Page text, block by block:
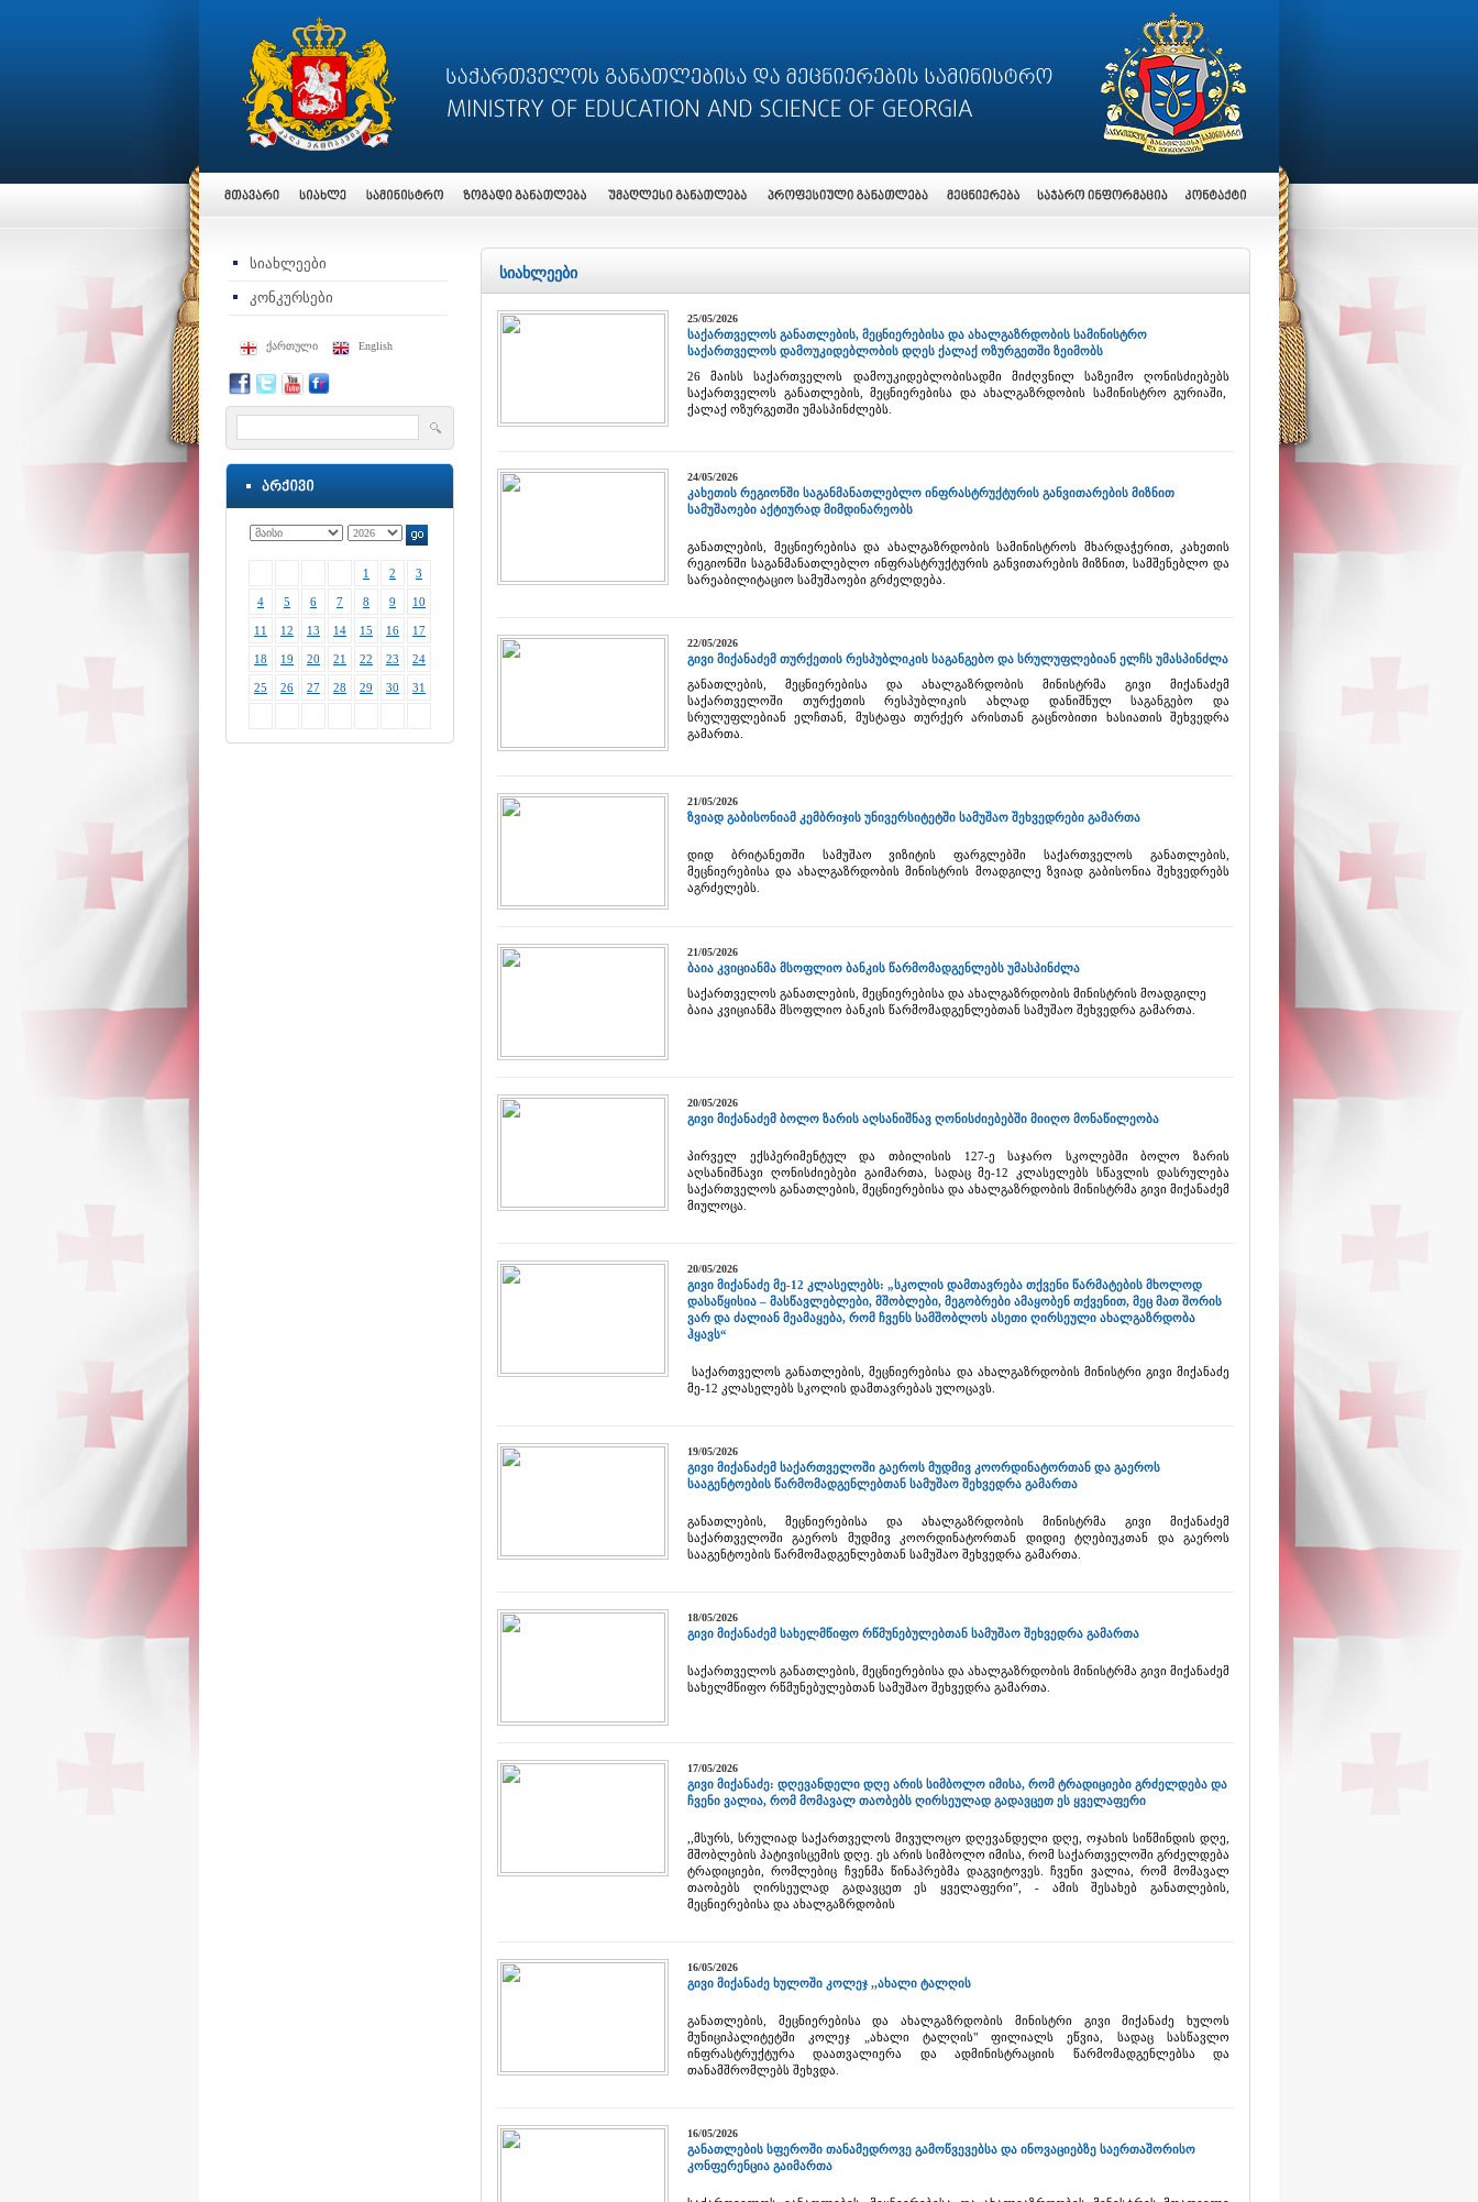
სიახლეები
კონკურსები
ქართული English
1 2 3
4 5 6 7 8 9 10
11 12 13 14 15 16 17
18 19 20 21 22 23 24
25 26 27 28 29 30 31
სიახლეები
25/05/2026
საქართველოს განათლების, მეცნიერებისა და ახალგაზრდობის სამინისტრო
საქართველოს დამოუკიდებლობის დღეს ქალაქ ოზურგეთში ზეიმობს
26 მაისს საქართველოს დამოუკიდებლობისადმი მიძღვნილ საზეიმო ღონისძიებებს
საქართველოს განათლების, მეცნიერებისა და ახალგაზრდობის სამინისტრო გურიაში,
ქალაქ ოზურგეთში უმასპინძლებს.
24/05/2026
კახეთის რეგიონში საგანმანათლებლო ინფრასტრუქტურის განვითარების მიზნით
სამუშაოები აქტიურად მიმდინარეობს
განათლების, მეცნიერებისა და ახალგაზრდობის სამინისტროს მხარდაჭერით, კახეთის
რეგიონში საგანმანათლებლო ინფრასტრუქტურის განვითარების მიზნით, სამშენებლო და
სარეაბილიტაციო სამუშაოები გრძელდება.
22/05/2026
გივი მიქანაძემ თურქეთის რესპუბლიკის საგანგებო და სრულუფლებიან ელჩს უმასპინძლა
განათლების, მეცნიერებისა და ახალგაზრდობის მინისტრმა გივი მიქანაძემ
საქართველოში თურქეთის რესპუბლიკის ახლად დანიშნულ საგანგებო და
სრულუფლებიან ელჩთან, მუსტაფა თურქერ არისთან გაცნობითი ხასიათის შეხვედრა
გამართა.
21/05/2026
ზვიად გაბისონიამ კემბრიჯის უნივერსიტეტში სამუშაო შეხვედრები გამართა
დიდ ბრიტანეთში სამუშაო ვიზიტის ფარგლებში საქართველოს განათლების,
მეცნიერებისა და ახალგაზრდობის მინისტრის მოადგილე ზვიად გაბისონია შეხვედრებს
აგრძელებს.
21/05/2026
ბაია კვიციანმა მსოფლიო ბანკის წარმომადგენლებს უმასპინძლა
საქართველოს განათლების, მეცნიერებისა და ახალგაზრდობის მინისტრის მოადგილე
ბაია კვიციანმა მსოფლიო ბანკის წარმომადგენლებთან სამუშაო შეხვედრა გამართა.
20/05/2026
გივი მიქანაძემ ბოლო ზარის აღსანიშნავ ღონისძიებებში მიიღო მონაწილეობა
პირველ ექსპერიმენტულ და თბილისის 127-ე საჯარო სკოლებში ბოლო ზარის
აღსანიშნავი ღონისძიებები გაიმართა, სადაც მე-12 კლასელებს სწავლის დასრულება
საქართველოს განათლების, მეცნიერებისა და ახალგაზრდობის მინისტრმა გივი მიქანაძემ
მიულოცა.
20/05/2026
გივი მიქანაძე მე-12 კლასელებს: „სკოლის დამთავრება თქვენი წარმატების მხოლოდ
დასაწყისია – მასწავლებლები, მშობლები, მეგობრები ამაყობენ თქვენით, მეც მათ შორის
ვარ და ძალიან მეამაყება, რომ ჩვენს სამშობლოს ასეთი ღირსეული ახალგაზრდობა
ჰყავს“
საქართველოს განათლების, მეცნიერებისა და ახალგაზრდობის მინისტრი გივი მიქანაძე
მე-12 კლასელებს სკოლის დამთავრებას ულოცავს.
19/05/2026
გივი მიქანაძემ საქართველოში გაეროს მუდმივ კოორდინატორთან და გაეროს
სააგენტოების წარმომადგენლებთან სამუშაო შეხვედრა გამართა
განათლების, მეცნიერებისა და ახალგაზრდობის მინისტრმა გივი მიქანაძემ
საქართველოში გაეროს მუდმივ კოორდინატორთან დიდიე ტღებიუკთან და გაეროს
სააგენტოების წარმომადგენლებთან სამუშაო შეხვედრა გამართა.
18/05/2026
გივი მიქანაძემ სახელმწიფო რწმუნებულებთან სამუშაო შეხვედრა გამართა
საქართველოს განათლების, მეცნიერებისა და ახალგაზრდობის მინისტრმა გივი მიქანაძემ
სახელმწიფო რწმუნებულებთან სამუშაო შეხვედრა გამართა.
17/05/2026
გივი მიქანაძე: დღევანდელი დღე არის სიმბოლო იმისა, რომ ტრადიციები გრძელდება და
ჩვენი ვალია, რომ მომავალ თაობებს ღირსეულად გადავცეთ ეს ყველაფერი
,,მსურს, სრულიად საქართველოს მივულოცო დღევანდელი დღე, ოჯახის სიწმინდის დღე,
მშობლების პატივისცემის დღე. ეს არის სიმბოლო იმისა, რომ საქართველოში გრძელდება
ტრადიციები, რომლებიც ჩვენმა წინაპრებმა დაგვიტოვეს. ჩვენი ვალია, რომ მომავალ
თაობებს ღირსეულად გადავცეთ ეს ყველაფერი”, - ამის შესახებ განათლების,
მეცნიერებისა და ახალგაზრდობის
16/05/2026
გივი მიქანაძე ხულოში კოლეჯ ,,ახალი ტალღის
განათლების, მეცნიერებისა და ახალგაზრდობის მინისტრი გივი მიქანაძე ხულოს
მუნიციპალიტეტში კოლეჯ „ახალი ტალღის" ფილიალს ეწვია, სადაც სასწავლო
ინფრასტრუქტურა დაათვალიერა და ადმინისტრაციის წარმომადგენლებსა და
თანამშრომლებს შეხვდა.
16/05/2026
განათლების სფეროში თანამედროვე გამოწვევებსა და ინოვაციებზე საერთაშორისო
კონფერენცია გაიმართა